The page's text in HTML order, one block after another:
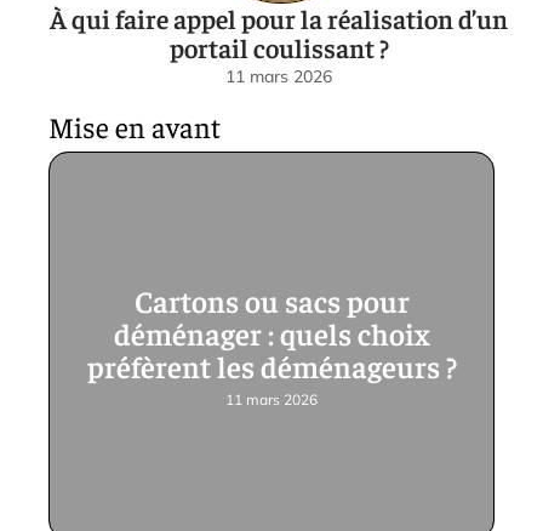
À qui faire appel pour la réalisation d’un
portail coulissant ?
11 mars 2026
Mise en avant
Cartons ou sacs pour
déménager : quels choix
préfèrent les déménageurs ?
11 mars 2026